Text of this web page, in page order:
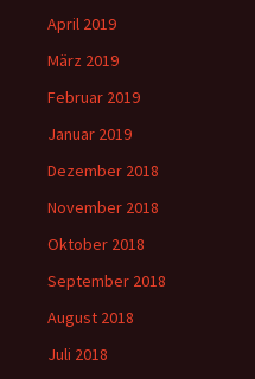
April 2019
März 2019
Februar 2019
Januar 2019
Dezember 2018
November 2018
Oktober 2018
September 2018
August 2018
Juli 2018